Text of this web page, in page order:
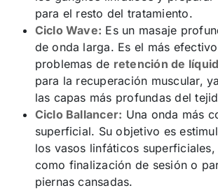
para el resto del tratamiento.
Ciclo Wave: Es un masaje
de onda larga. Es el más
problemas de retención de
para la recuperación muscular,
las capas más profundas del
Ciclo Ballancer: Una onda más
superficial. Su objetivo es
los vasos linfáticos
como finalización de sesión o
piernas cansadas.